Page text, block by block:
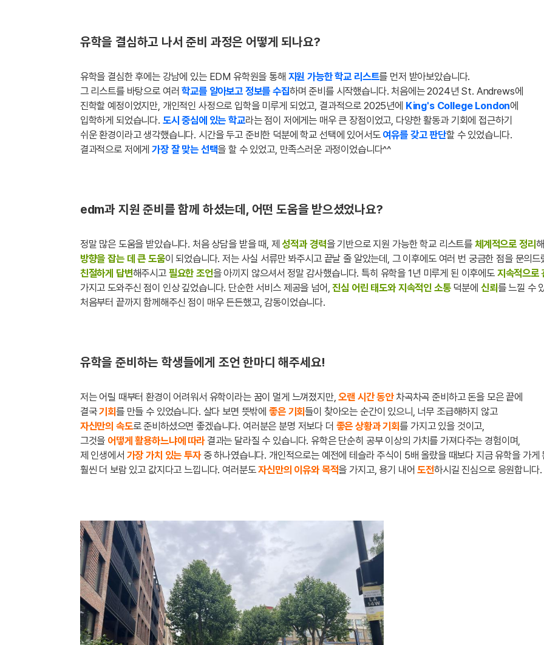
유학을 결심하고 나서 준비 과정은 어떻게 되나요?
유학을 결심한 후에는 강남에 있는 EDM 유학원을 통해 지원 가능한 학교 리스트를 먼저 받아보았습니다.
그 리스트를 바탕으로 여러 학교를 알아보고 정보를 수집하며 준비를 시작했습니다. 처음에는 2024년 St. Andrews에
진학할 예정이었지만, 개인적인 사정으로 입학을 미루게 되었고, 결과적으로 2025년에 King's College London에
입학하게 되었습니다. 도시 중심에 있는 학교라는 점이 저에게는 매우 큰 장점이었고, 다양한 활동과 기회에 접근하기
쉬운 환경이라고 생각했습니다. 시간을 두고 준비한 덕분에 학교 선택에 있어서도 여유를 갖고 판단할 수 있었습니다.
결과적으로 저에게가장 잘 맞는 선택을 할 수 있었고, 만족스러운 과정이었습니다^^
edm과 지원 준비를 함께 하셨는데, 어떤 도움을 받으셨었나요?
정말 많은 도움을 받았습니다. 처음 상담을 받을 때, 제성적과 경력을 기반으로 지원 가능한 학교 리스트를 체계적으로 정리
방향을 잡는 데 큰 도움이 되었습니다. 저는 사실 서류만 봐주시고 끝날 줄 알았는데, 그 이후에도 여러 번 궁금한 점을 문의드
친절하게 답변해주시고 필요한 조언을 아끼지 않으셔서 정말 감사했습니다. 특히 유학을 1년 미루게 된 이후에도지속적으로
가지고 도와주신 점이 인상 깊었습니다. 단순한 서비스 제공을 넘어,진심 어린 태도와 지속적인 소통덕분에 신뢰를 느낄 수
처음부터 끝까지 함께해주신 점이 매우 든든했고, 감동이었습니다.
유학을 준비하는 학생들에게 조언 한마디 해주세요!
저는 어릴 때부터 환경이 어려워서 유학이라는 꿈이 멀게 느껴졌지만, 오랜 시간 동안차곡차곡 준비하고 돈을 모은 끝에
결국기회를 만들 수 있었습니다. 살다 보면 뜻밖에 좋은 기회들이 찾아오는 순간이 있으니, 너무 조급해하지 않고
자신만의 속도로 준비하셨으면 좋겠습니다. 여러분은 분명 저보다 더 좋은 상황과 기회를 가지고 있을 것이고,
그것을 어떻게 활용하느냐에 따라 결과는 달라질 수 있습니다. 유학은 단순히 공부 이상의 가치를 가져다주는 경험이며,
제 인생에서 가장 가치 있는 투자중 하나였습니다. 개인적으로는 예전에 테슬라 주식이 5배 올랐을 때보다 지금 유학을 가게
훨씬 더 보람 있고 값지다고 느낍니다. 여러분도자신만의 이유와 목적을 가지고, 용기 내어 도전하시길 진심으로 응원합니다.